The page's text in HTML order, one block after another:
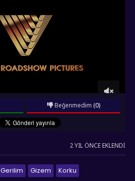
Beğenmedim (0)
2 YIL ÖNCE EKLENDI
Gerilim Gizem
Korku